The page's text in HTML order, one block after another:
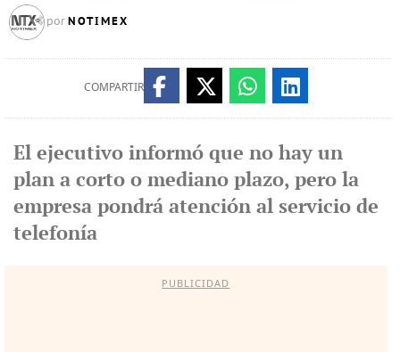
por NOTIMEX
COMPARTIR
El ejecutivo informó que no hay un
plan a corto o mediano plazo, pero la
empresa pondrá atención al servicio de
telefonía
PUBLICIDAD